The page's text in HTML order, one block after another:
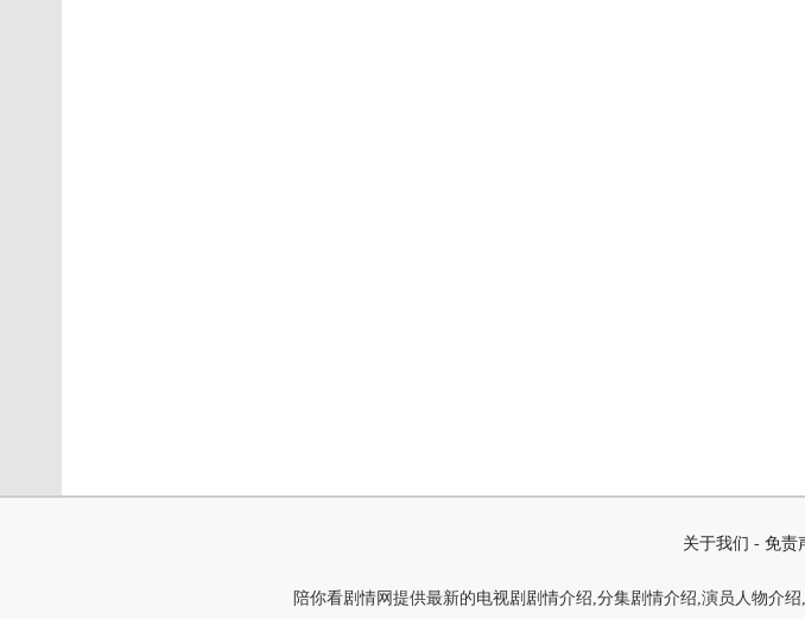
关于我们 - 免责
陪你看剧情网提供最新的电视剧剧情介绍,分集剧情介绍,演员人物介